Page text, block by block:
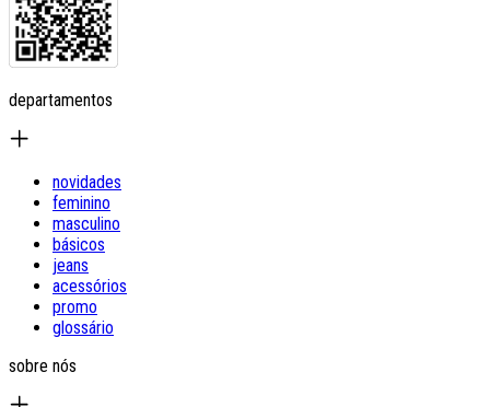
departamentos
novidades
feminino
masculino
básicos
jeans
acessórios
promo
glossário
sobre nós